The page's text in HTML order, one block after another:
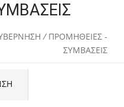
/ ΠΡΟΜΗΘΕΙΕΣ -
ΣΥΜΒΑΣΕΙΣ